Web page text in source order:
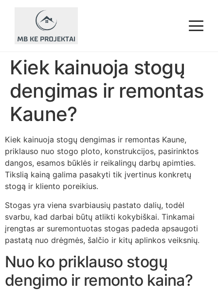
Karkasinių namų statyba Kaune
Vidaus apdailos darbai Kaune
Stogų dengimas ir remontas Kaune
Terasų įrengimas Kaune
Karkasinių namų statyba Kaune
Vidaus apdailos darbai Kaune
Stogų dengimas ir remontas Kaune
Terasų įrengimas Kaune
Kiek kainuoja stogų
dengimas ir remontas
Kaune?
Kiek kainuoja stogų dengimas ir remontas Kaune,
priklauso nuo stogo ploto, konstrukcijos, pasirinktos
dangos, esamos būklės ir reikalingų darbų apimties.
Tikslią kainą galima pasakyti tik įvertinus konkretų
stogą ir kliento poreikius.
Stogas yra viena svarbiausių pastato dalių, todėl
svarbu, kad darbai būtų atlikti kokybiškai. Tinkamai
įrengtas ar suremontuotas stogas padeda apsaugoti
pastatą nuo drėgmės, šalčio ir kitų aplinkos veiksnių.
Nuo ko priklauso stogų
dengimo ir remonto kaina?